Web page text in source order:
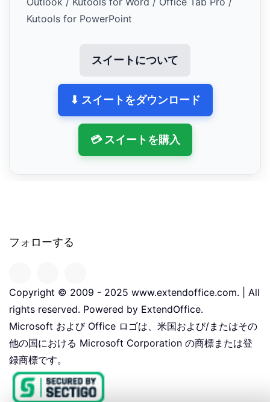
Kutools for PowerPoint
スイートについて
⬇ スイートをダウンロード
💳 スイートを購入
フォローする
Copyright © 2009 - 2025 www.extendoffice.com. | All
rights reserved. Powered by ExtendOffice.
Microsoft および Office ロゴは、米国および/またはその
他の国における Microsoft Corporation の商標または登
録商標です。